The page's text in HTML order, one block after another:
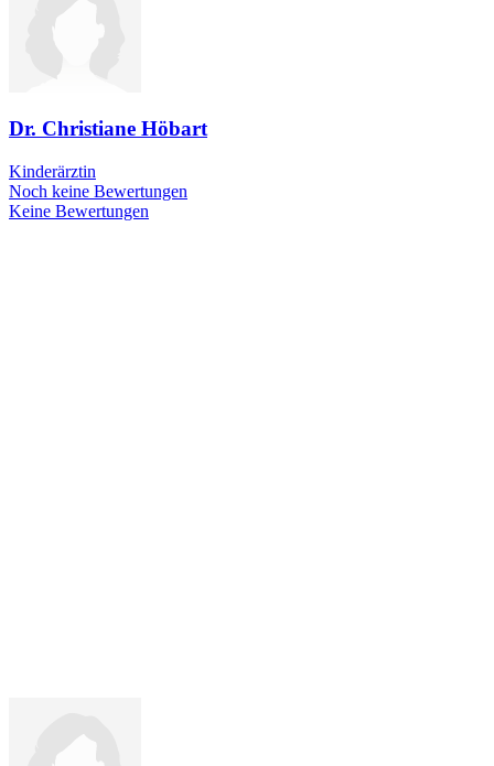
Dr. Christiane Höbart
Kinderärztin
Noch keine Bewertungen
Keine Bewertungen